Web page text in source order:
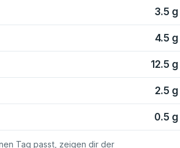
3.5 g
4.5 g
12.5 g
2.5 g
0.5 g
Tag passt, zeigen dir der